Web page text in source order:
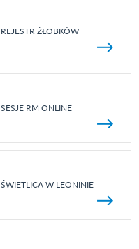
REJESTR ŻŁOBKÓW
SESJE RM ONLINE
ŚWIETLICA W LEONINIE